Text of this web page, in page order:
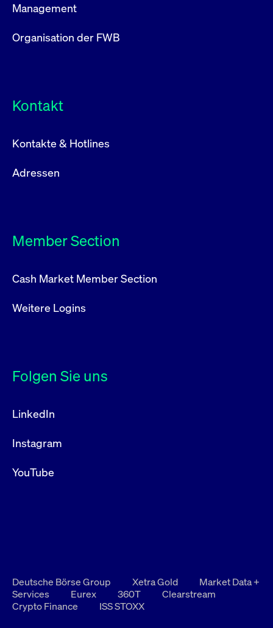
Management
Organisation der FWB
Kontakt
Kontakte & Hotlines
Adressen
Member Section
Cash Market Member Section
Weitere Logins
Folgen Sie uns
LinkedIn
Instagram
YouTube
Deutsche Börse Group Xetra Gold
Market Data +
Services
Eurex 360T
Clearstream
Crypto Finance
ISS STOXX